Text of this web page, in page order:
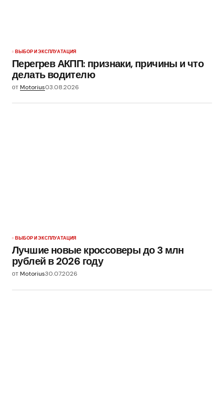
ВЫБОР И ЭКСПЛУАТАЦИЯ
Перегрев АКПП: признаки, причины и что
делать водителю
отMotorius03.08.2026
ВЫБОР И ЭКСПЛУАТАЦИЯ
Лучшие новые кроссоверы до 3 млн
рублей в 2026 году
отMotorius30.07.2026